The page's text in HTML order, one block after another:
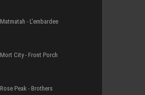
Matmatah - L'embardee
Mort City - Front Porch
Rose Peak - Brothers